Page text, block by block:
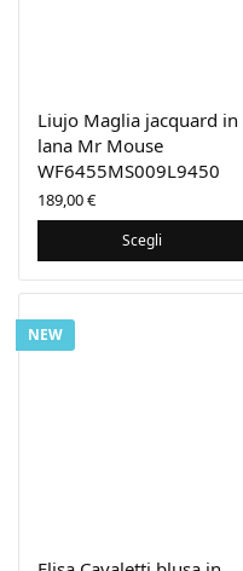
Liujo Maglia jacquard in
lana Mr Mouse
WF6455MS009L9450
189,00€
Scegli
NEW